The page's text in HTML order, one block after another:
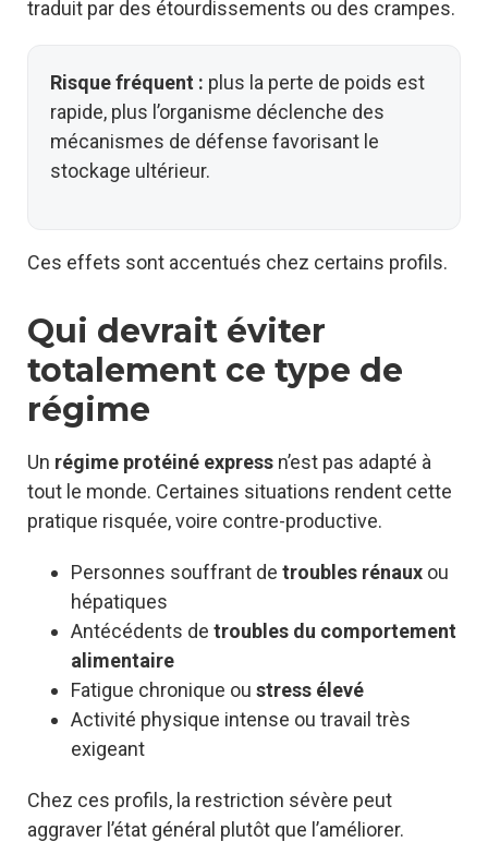
traduit par des étourdissements ou des crampes.
Risque fréquent : plus la perte de poids est
rapide, plus l’organisme déclenche des
mécanismes de défense favorisant le
stockage ultérieur.
Ces effets sont accentués chez certains profils.
Qui devrait éviter
totalement ce type de
régime
Un régime protéiné express n’est pas adapté à
tout le monde. Certaines situations rendent cette
pratique risquée, voire contre-productive.
Personnes souffrant de troubles rénaux ou
hépatiques
Antécédents de troubles du comportement
alimentaire
Fatigue chronique ou stress élevé
Activité physique intense ou travail très
exigeant
Chez ces profils, la restriction sévère peut
aggraver l’état général plutôt que l’améliorer.